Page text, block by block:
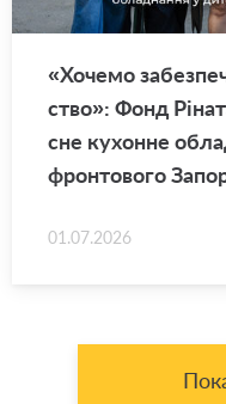
«Хо­че­мо
ство»: Фонд
сне ку­хон­не
фрон­то­во­го
01.07.2026